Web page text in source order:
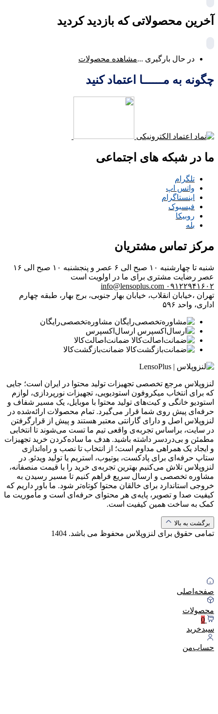
آخرین محصولاتی که بازدید کردید
در حال بارگیری ...مشاهده محصولات
چگونه به مــــــا اعتماد کنید
ما در شبکه های اجتماعی
تلگرام
واتس اپ
اینستاگرام
فیسبوک
روبیکا
بله
مرکز تماس مشتریان
شنبه تا چهارشنبه ۱۰ صبح الی ۶ عصر و پنجشنبه ۱۰ صبح الی ۱۶
عصر رضایت مشتری برای ما در اولویت است
۰۹۱۲۲۹۴۱۶۰۲ info@lensoplus.com
تهران ،خیابان انقلاب، خیابان بهار جنوبی، برج بهار، طبقه چهارم
اداری، واحد ۵۹۶
مشاوره‌تخصصی‌رایگان
ارسال‌اکسپرس
ضمانت‌اصالت‌کالا
ضمانت‌بازگشت‌کالا
لنزوپلاس مرجع تخصصی تجهیزات تولید محتوا در ایران است؛ جایی
که برای انتخاب میکروفون استودیویی، تجهیزات نورپردازی، لوازم
استودیو خانگی و کیت‌های تولید محتوا با موبایل، یک مسیر شفاف و
حرفه‌ای پیش روی شما قرار می‌گیرد. تمام محصولات ارائه‌شده در
لنزوپلاس اصل و دارای گارانتی معتبر هستند و پیش از قرارگرفتن
در سایت، براساس تجربه‌ی واقعی تیم ما تست می‌شوند تا انتخابی
مطمئن و بی‌دردسر داشته باشید. هدف ما ساده‌کردن خرید تجهیزات
و ایجاد یک همراهی مداوم است؛ از انتخاب تا نصب و راه‌اندازی
ستاپ حرفه‌ای برای پادکست، یوتیوب، استریم یا تولید ویدئو. در
لنزوپلاس تلاش می‌کنیم بهترین تجربه‌ی خرید را با قیمت منصفانه،
مشاوره تخصصی و ارسال سریع فراهم کنیم تا مسیر رسیدن به
خروجی استاندارد برای خالقان محتوا کوتاه‌تر شود. ما باور داریم که
کیفیت صدا و تصویر، پایه‌ی هر محتوای حرفه‌ای است و مأموریت ما
کمک به ساخت همین کیفیت است.
برگشت به بالا
تمامی حقوق برای لنزوپلاس محفوظ می باشد. 1404
صفحه‌اصلی
محصولات
0
سبد‌خرید
حساب‌من